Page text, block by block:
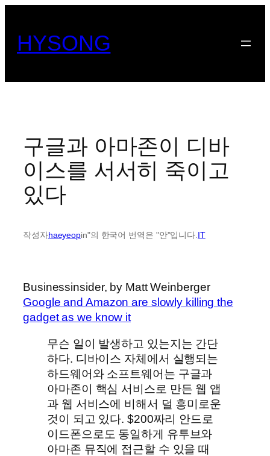
HYSONG
구글과 아마존이 디바
이스를 서서히 죽이고
있다
작성자haeyeopin"의 한국어 번역은 "안"입니다.IT
Businessinsider, by Matt Weinberger
Google and Amazon are slowly killing the
gadget as we know it
무슨 일이 발생하고 있는지는 간단
하다. 디바이스 자체에서 실행되는
하드웨어와 소프트웨어는 구글과
아마존이 핵심 서비스로 만든 웹 앱
과 웹 서비스에 비해서 덜 흥미로운
것이 되고 있다. $200짜리 안드로
이드폰으로도 동일하게 유투브와
아마존 뮤직에 접근할 수 있을 때